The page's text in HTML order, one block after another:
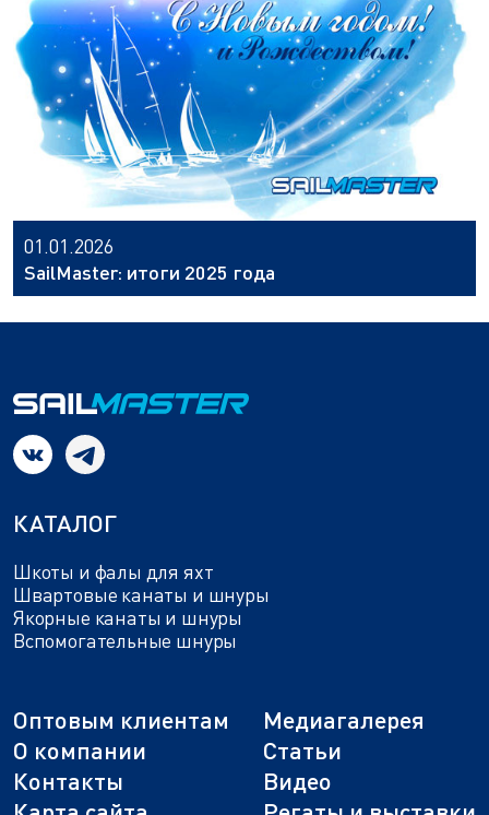
01.01.2026
SailMaster: итоги 2025 года
КАТАЛОГ
Шкоты и фалы для яхт
Швартовые канаты и шнуры
Якорные канаты и шнуры
Вспомогательные шнуры
Оптовым клиентам
О компании
Контакты
Медиагалерея
Статьи
Видео